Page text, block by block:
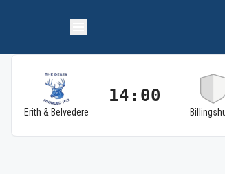
Erith & Belvedere
14:00